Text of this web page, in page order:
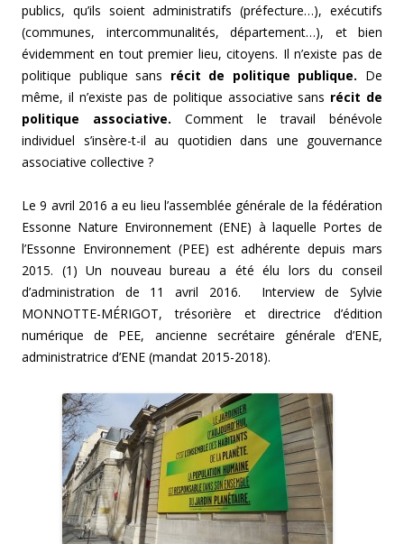
publics, qu’ils soient administratifs (préfecture…), exécutifs
(communes, intercommunalités, département…), et bien
évidemment en tout premier lieu, citoyens. Il n’existe pas de
politique publique sans récit de politique publique. De
même, il n’existe pas de politique associative sans récit de
politique associative. Comment le travail bénévole
individuel s’insère-t-il au quotidien dans une gouvernance
associative collective ?
Le 9 avril 2016 a eu lieu l’assemblée générale de la fédération
Essonne Nature Environnement (ENE) à laquelle Portes de
l’Essonne Environnement (PEE) est adhérente depuis mars
2015. (1) Un nouveau bureau a été élu lors du conseil
d’administration de 11 avril 2016. Interview de Sylvie
MONNOTTE-MÉRIGOT, trésorière et directrice d’édition
numérique de PEE, ancienne secrétaire générale d’ENE,
administratrice d’ENE (mandat 2015-2018).